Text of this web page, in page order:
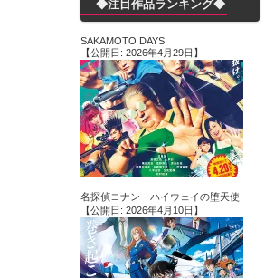
◆注目作品ランキング◆
SAKAMOTO DAYS
【公開日: 2026年4月29日】
名探偵コナン ハイウェイの堕天使
【公開日: 2026年4月10日】